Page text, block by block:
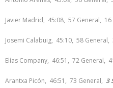
Javier Madrid, 45:08, 57 General, 16
Josemi Calabuig, 45:10, 58 General,
Elías Company, 46:51, 72 General,
Arantxa Picón, 46:51, 73 General, 3